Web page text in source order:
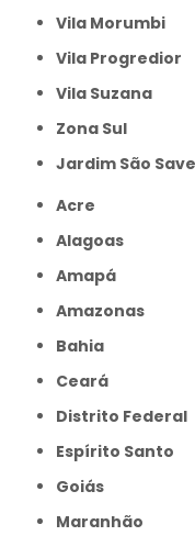
Vila Morumbi
Vila Progredior
Vila Suzana
Zona Sul
jardim São
Acre
Alagoas
Amapá
Amazonas
Bahia
Ceará
Distrito Federal
Espírito Santo
Goiás
Maranhão